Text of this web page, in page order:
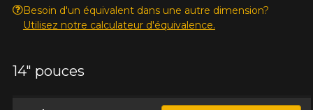
Besoin d'un équivalent dans une autre dimension?
Utilisez notre calculateur d'équivalence.
14" pouces
Style de conduite